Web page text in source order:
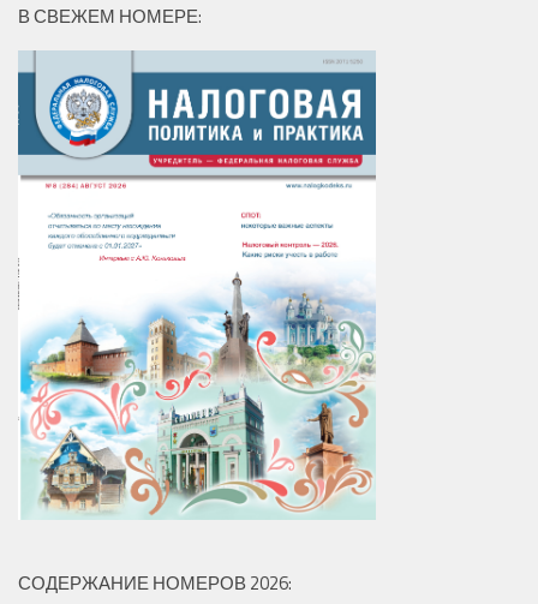
В СВЕЖЕМ НОМЕРЕ:
СОДЕРЖАНИЕ НОМЕРОВ 2026: